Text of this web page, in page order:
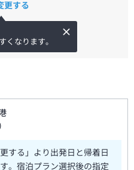
更する
くなります。
する」より出発日と帰着日
。宿泊プラン選択後の指定